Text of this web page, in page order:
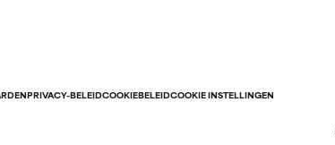
PRIVACY-BELEIDCOOKIEBELEIDCOOKIE INSTELLINGEN